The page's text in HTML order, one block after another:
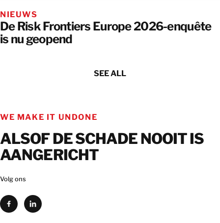
NIEUWS
De Risk Frontiers Europe 2026-enquête
is nu geopend
SEE ALL
WE MAKE IT UNDONE
ALSOF DE SCHADE NOOIT IS
AANGERICHT
Volg ons